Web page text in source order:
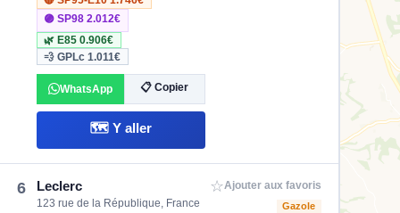
🟣 SP982.012€
🌿 E850.906€
💨 GPLc1.011€
WhatsApp 📋 Copier
🗺️ Y aller
6 Leclerc
123 rue de la République, France
☆Ajouter aux favoris
Gazole